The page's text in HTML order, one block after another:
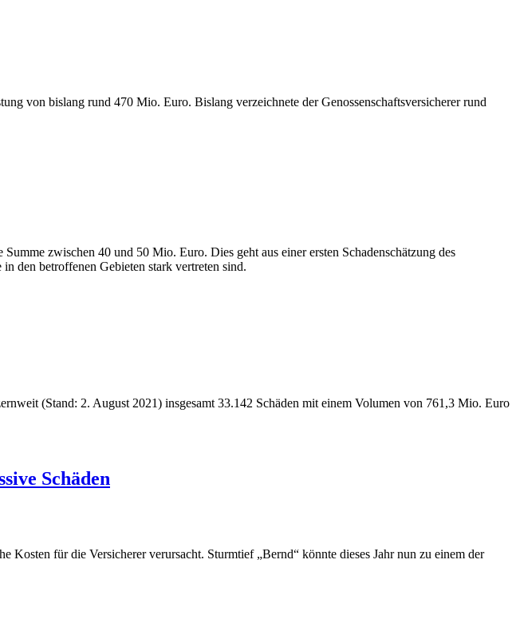
von bislang rund 470 Mio. Euro. Bislang verzeichnete der Genossenschaftsversicherer rund
zwischen 40 und 50 Mio. Euro. Dies geht aus einer ersten Schadenschätzung des
den betroffenen Gebieten stark vertreten sind.
(Stand: 2. August 2021) insgesamt 33.142 Schäden mit einem Volumen von 761,3 Mio. Euro
Schäden
für die Versicherer verursacht. Sturmtief „Bernd“ könnte dieses Jahr nun zu einem der